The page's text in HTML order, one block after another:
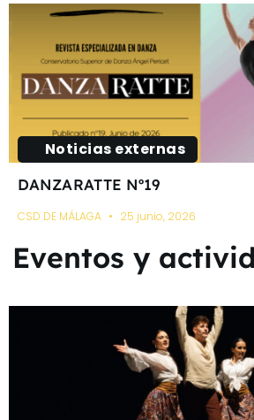
Noticias externas
DANZARATTE Nº19
CSD DE MÁLAGA 25 junio, 2026
Eventos y